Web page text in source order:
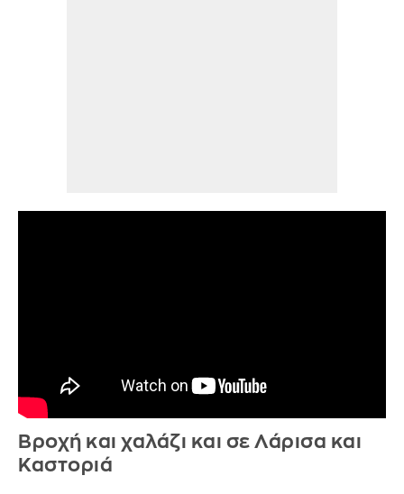
Βροχή και χαλάζι και σε Λάρισα και
Καστοριά